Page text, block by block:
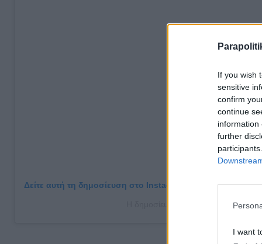
If you wish
sensitive
confirm
continue
information
further
I want
Δείτε αυτή τη δημοσίευση στο Instagram.
Η δημοσίευση κοινοποιήθηκε από